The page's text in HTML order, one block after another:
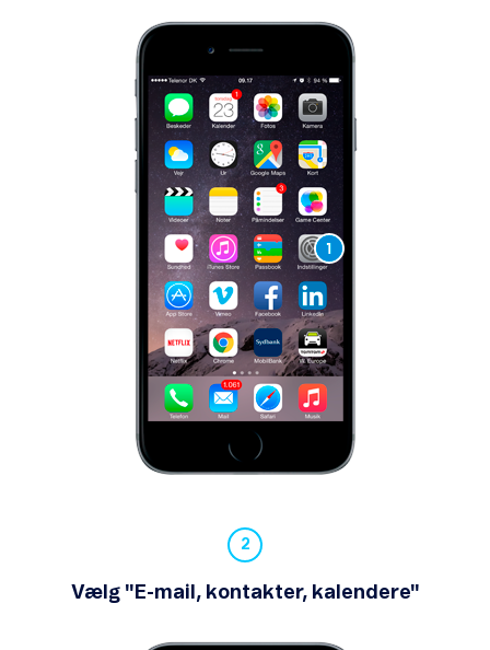
Mistet eller stjålet mobil
Reparation af produkter
Lav hastighed eller intet netværk
Problemer med sms
Problemer med mms
Din mobilsikkerhed
Vælg "E-mail, kontakter, kalendere"